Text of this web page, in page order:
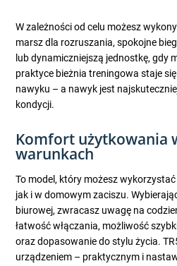
W zależności od celu możesz
marsz dla rozruszania, spokojne
lub dynamiczniejszą jednostkę, gdy
praktyce bieżnia treningowa staje
nawyku – a nawyk jest
kondycji.
Komfort użytkowania
warunkach
To model, który możesz
jak i w domowym zaciszu.
biurowej, zwracasz uwagę na
łatwość włączania, możliwość
oraz dopasowanie do stylu życia.
urządzeniem – praktycznym i